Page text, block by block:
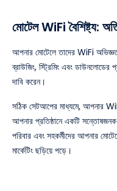
মোটেল WiFi বৈশিষ্ট্য:
আপনার মোটেলে তাদের WiFi
ব্রাউজিং, স্ট্রিমিং এবং
দাবি করেন।
সঠিক সেটআপের মাধ্যমে, আপনার
আপনার প্রতিষ্ঠানে একটি
পরিবার এবং সহকর্মীদের আপনার
মার্কেটিং ছড়িয়ে পড়ে।